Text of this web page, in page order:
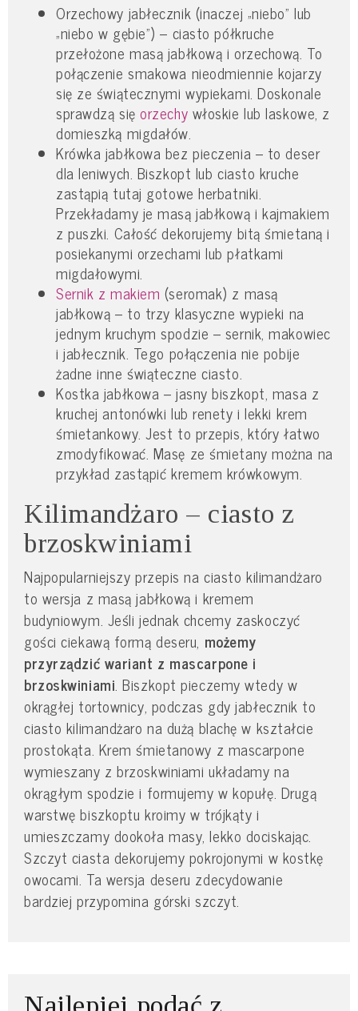
Orzechowy jabłecznik (inaczej „niebo” lub
„niebo w gębie”) – ciasto półkruche
przełożone masą jabłkową i orzechową. To
połączenie smakowa nieodmiennie kojarzy
się ze świątecznymi wypiekami. Doskonale
sprawdzą sięorzechy włoskie lub laskowe, z
domieszką migdałów.
Krówka jabłkowa bez pieczenia – to deser
dla leniwych. Biszkopt lub ciasto kruche
zastąpią tutaj gotowe herbatniki.
Przekładamy je masą jabłkową i kajmakiem
z puszki. Całość dekorujemy bitą śmietaną i
posiekanymi orzechami lub płatkami
migdałowymi.
Sernik z makiem (seromak) z masą
jabłkową – to trzy klasyczne wypieki na
jednym kruchym spodzie – sernik, makowiec
i jabłecznik. Tego połączenia nie pobije
żadne inne świąteczne ciasto.
Kostka jabłkowa – jasny biszkopt, masa z
kruchej antonówki lub renety i lekki krem
śmietankowy. Jest to przepis, który łatwo
zmodyfikować. Masę ze śmietany można na
przykład zastąpić kremem krówkowym.
Kilimandżaro – ciasto z
brzoskwiniami
Najpopularniejszy przepis na ciasto kilimandżaro
to wersja z masą jabłkową i kremem
budyniowym. Jeśli jednak chcemy zaskoczyć
gości ciekawą formą deseru, możemy
przyrządzić wariant z mascarpone i
brzoskwiniami. Biszkopt pieczemy wtedy w
okrągłej tortownicy, podczas gdy jabłecznik to
ciasto kilimandżaro na dużą blachę w kształcie
prostokąta. Krem śmietanowy z mascarpone
wymieszany z brzoskwiniami układamy na
okrągłym spodzie i formujemy w kopułę. Drugą
warstwę biszkoptu kroimy w trójkąty i
umieszczamy dookoła masy, lekko dociskając.
Szczyt ciasta dekorujemy pokrojonymi w kostkę
owocami. Ta wersja deseru zdecydowanie
bardziej przypomina górski szczyt.